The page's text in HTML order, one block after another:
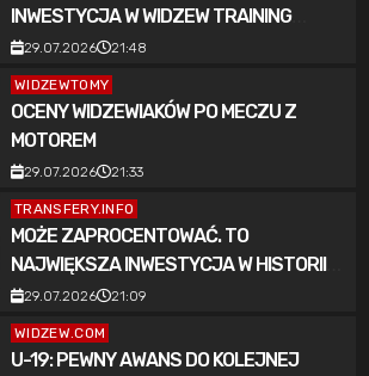
INWESTYCJA W WIDZEW TRAINING
CENTER
29.07.2026 21:48
WIDZEWTOMY
OCENY WIDZEWIAKÓW PO MECZU Z
MOTOREM
29.07.2026 21:33
TRANSFERY.INFO
MOŻE ZAPROCENTOWAĆ. TO
NAJWIĘKSZA INWESTYCJA W HISTORII
WIDZEWA ŁÓDŹ
29.07.2026 21:09
WIDZEW.COM
U-19: PEWNY AWANS DO KOLEJNEJ